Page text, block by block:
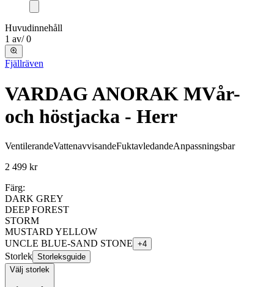
Huvudinnehåll
1 av/ 0
Fjällräven
VARDAG ANORAK MVår-
och höstjacka - Herr
VentilerandeVattenavvisandeFuktavledandeAnpassningsbar
2 499 kr
Färg:
DARK GREY
DEEP FOREST
STORM
MUSTARD YELLOW
UNCLE BLUE-SAND STONE +4
Storlek Storleksguide
Välj storlek